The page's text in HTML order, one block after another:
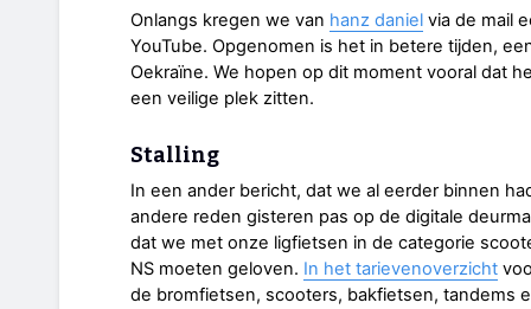
Onlangs kregen we van hanz daniel via de mail
YouTube. Opgenomen is het in betere tijden,
Oekraïne. We hopen op dit moment vooral dat
een veilige plek zitten.
Stalling
In een ander bericht, dat we al eerder binnen
andere reden gisteren pas op de digitale
dat we met onze ligfietsen in de categorie
NS moeten geloven. In het tarievenoverzicht
de bromfietsen, scooters, bakfietsen, tandems